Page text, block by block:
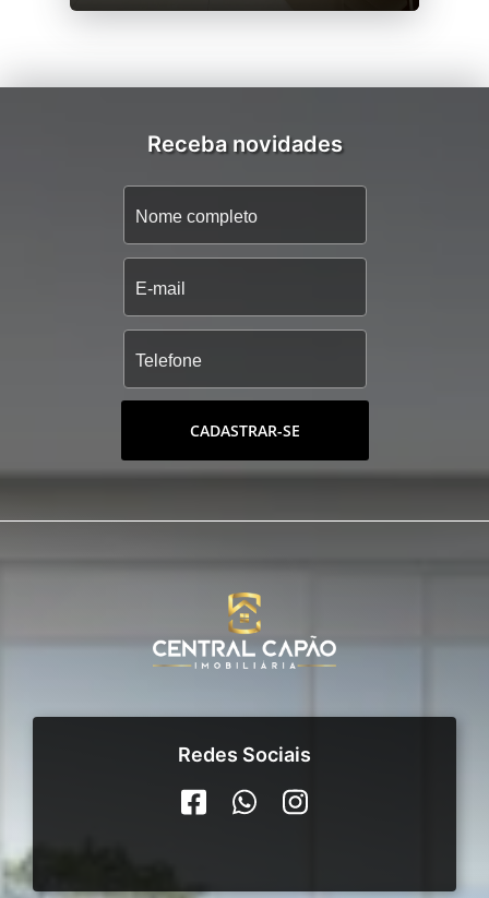
Receba novidades
CADASTRAR-SE
Redes Sociais